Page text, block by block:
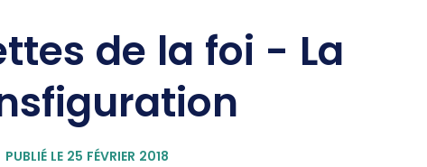
de la foi - La
PUBLIÉ LE 25 FÉVRIER 2018